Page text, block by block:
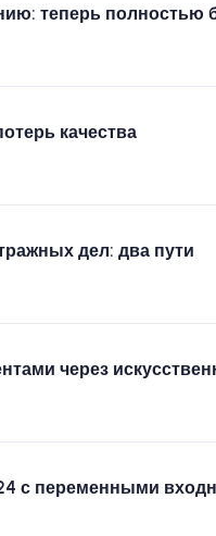
теперь полностью
качества
дел: два пути
через
с переменными